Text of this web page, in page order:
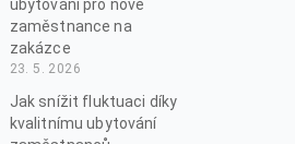
ubytování pro nové
zaměstnance na
zakázce
23. 5. 2026
Jak snížit fluktuaci díky
kvalitnímu ubytování